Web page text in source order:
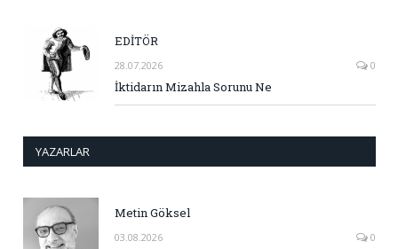
EDİTÖR
28.07.2026 0
İktidarın Mizahla Sorunu Ne
YAZARLAR
Metin Göksel
03.08.2026 0